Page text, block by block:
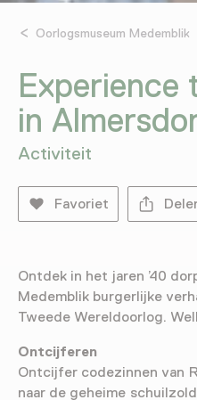
Oorlogsmuseum Medemblik
Experience
in
Activiteit
Favoriet
Ontdek in het jaren ’40
Medemblik burgerlijke
Tweede Wereldoorlog.
Ontcijferen
Ontcijfer codezinnen van
naar de geheime